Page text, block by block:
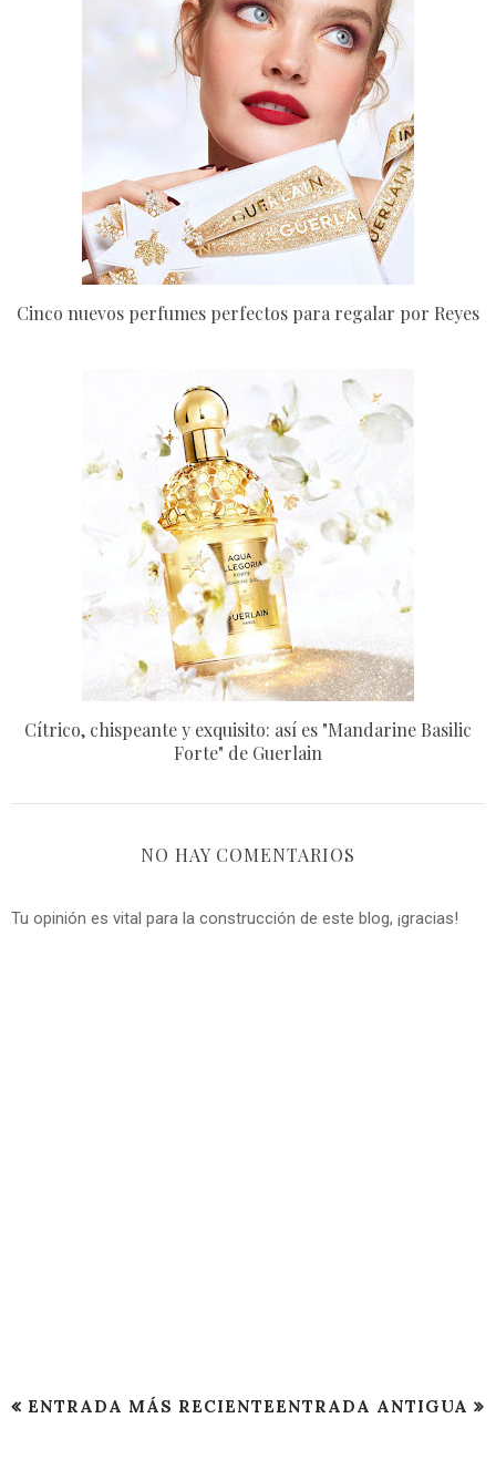
Cinco nuevos perfumes perfectos para regalar por Reyes
Cítrico, chispeante y exquisito: así es "Mandarine Basilic
Forte" de Guerlain
NO HAY COMENTARIOS
Tu opinión es vital para la construcción de este blog, ¡gracias!
ENTRADA MÁS RECIENTEENTRADA ANTIGUA